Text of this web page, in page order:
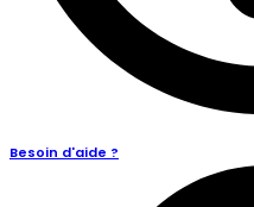
Besoin d'aide ?